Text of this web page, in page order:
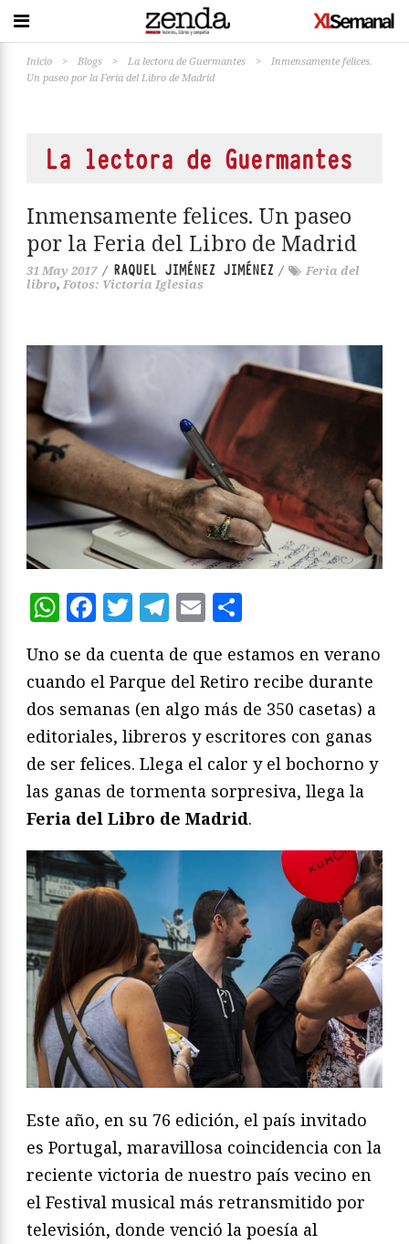
Inicio > Blogs > La lectora de Guermantes >
Inmensamente felices.
Un paseo por la Feria del Libro de Madrid
La lectora de Guermantes
Inmensamente felices. Un paseo
por la Feria del Libro de Madrid
31 May 2017 / RAQUEL JIMÉNEZ JIMÉNEZ /
Feria del
libro, Fotos: Victoria Iglesias
WhatsApp
Facebook
Twitter
Telegram
Email
Uno se da cuenta de que estamos en verano
cuando el Parque del Retiro recibe durante
dos semanas (en algo más de 350 casetas) a
editoriales, libreros y escritores con ganas
de ser felices. Llega el calor y el bochorno y
las ganas de tormenta sorpresiva, llega la
Feria del Libro de Madrid.
Este año, en su 76 edición, el país invitado
es Portugal, maravillosa coincidencia con la
reciente victoria de nuestro país vecino en
el Festival musical más retransmitido por
televisión, donde venció la poesía al